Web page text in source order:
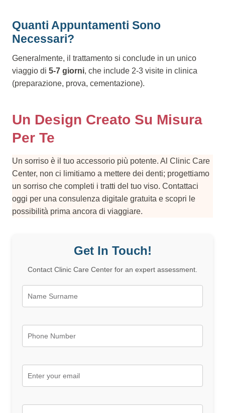
Quanti Appuntamenti Sono
Necessari?
Generalmente, il trattamento si conclude in un unico
viaggio di 5-7 giorni, che include 2-3 visite in clinica
(preparazione, prova, cementazione).
Un Design Creato Su Misura
Per Te
Un sorriso è il tuo accessorio più potente. Al Clinic Care
Center, non ci limitiamo a mettere dei denti; progettiamo
un sorriso che completi i tratti del tuo viso. Contattaci
oggi per una consulenza digitale gratuita e scopri le
possibilità prima ancora di viaggiare.
Get In Touch!
Contact Clinic Care Center for an expert assessment.